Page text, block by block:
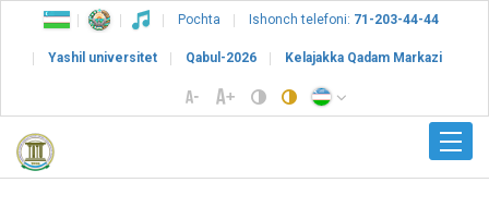
Pochta Ishonch telefoni: 71-203-44-44
Yashil universitet Qabul-2026 Kelajakka Qadam Markazi